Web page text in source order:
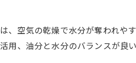
、空気の乾燥で水分が奪われや
用、油分と水分のバランスが良